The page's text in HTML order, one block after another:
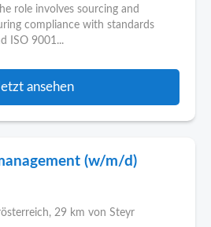
role involves sourcing and
compliance with standards
ISO 9001...
ansehen
(w/m/d)
, 29 km von Steyr